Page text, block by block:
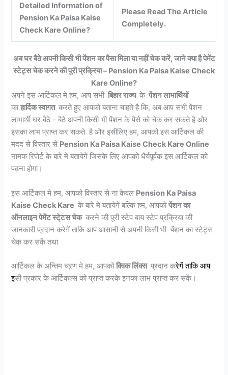
Detailed Information of
Pension Ka Paisa Kaise
Check Kare Online?
Please Read The Article
Completely.
अब घर बैठे अपनी किसी भी पेंशन का पैसा मिला या नहीं चेक करें, जाने क्या है पेमेंट
स्टेट्स चेक करने की पूरी प्रक्रिया – Pension Ka Paisa Kaise Check
Kare Online?
अपने इस आर्टिकल मे हम, आप सभी बिहार राज्य के पेंशन लाभार्थियों
काहार्दिक स्वागत करते हुए आपको बताना चाहते है कि, अब आप सभी पेंशन
लाभार्थी घर बैठे – बैठे अपनी किसी भी पेंशन के पैसे को चेक कर सकते है और
इसका लाभ प्राप्त कर सकते है और इसीलिए हम, आपको इस आर्टिकल की
मदद से विस्तार से Pension Ka Paisa Kaise Check Kare Online
नामक रिपोर्ट के बारे मे बतायेगें जिसके लिए आपको धैर्यपूर्वक इस आर्टिकल को
पढ़ना होगा।
इस आर्टिकल मे हम, आपको विस्तार से ना केवल Pension Ka Paisa
Kaise Check Kare के बारे मे बतायेगें बल्कि हम, आपकोपेंशन का
ऑनलाइन पेमेंट स्टे्टस चेक करने की पूरी स्टेप बाय स्टेप प्रक्रिया की
जानकारी प्रदान करेगें ताकि आप आसानी से अपनी किसी भी पेंशन का स्टेट्स
चेक कर सकें तथा
आर्टिकल के अन्तिम चऱण मे हम, आपकोक्विक लिंक्स प्रदान करेगेंताकिआप
इसी प्रकार के आर्टिकल्स को प्राप्त करके इनका लाभ प्राप्त कर सकें।